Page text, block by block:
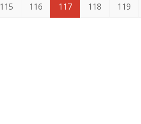
115 116 117 118 119